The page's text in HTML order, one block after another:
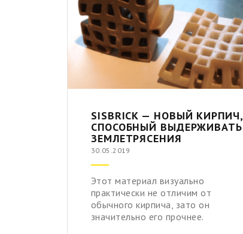
SISBRICK — НОВЫЙ КИРПИЧ,
СПОСОБНЫЙ ВЫДЕРЖИВАТЬ
ЗЕМЛЕТРЯСЕНИЯ
30.05.2019
Этот материал визуально
практически не отличим от
обычного кирпича, зато он
значительно его прочнее.